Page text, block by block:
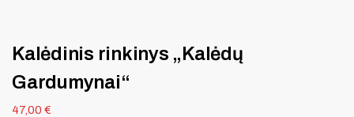
Kalėdinis rinkinys „Kalėdų
Gardumynai“
47,00 €